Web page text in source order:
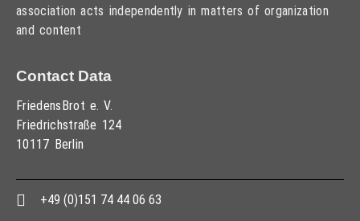
association acts independently in matters of organization
and content
Contact Data
FriedensBrot e. V.
Friedrichstraße 124
10117 Berlin
+49 (0)151 74 44 06 63